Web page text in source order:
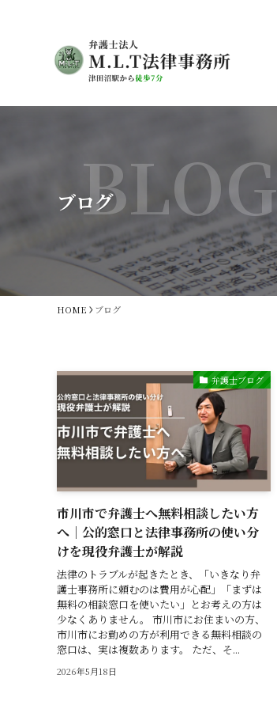
ブログ
BLOG
HOME ブログ
弁護士ブログ
市川市で弁護士へ無料相談したい方
へ｜公的窓口と法律事務所の使い分
けを現役弁護士が解説
法律のトラブルが起きたとき、「いきなり弁
護士事務所に頼むのは費用が心配」「まずは
無料の相談窓口を使いたい」とお考えの方は
少なくありません。 市川市にお住まいの方、
市川市にお勤めの方が利用できる無料相談の
窓口は、実は複数あります。 ただ、そ...
2026年5月18日